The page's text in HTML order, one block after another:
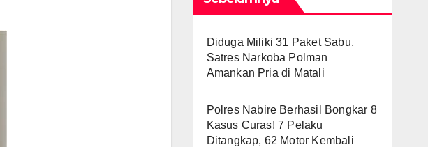
Diduga Miliki 31 Paket Sabu,
Satres Narkoba Polman
Amankan Pria di Matali
Polres Nabire Berhasil Bongkar 8
Kasus Curas! 7 Pelaku
Ditangkap, 62 Motor Kembali